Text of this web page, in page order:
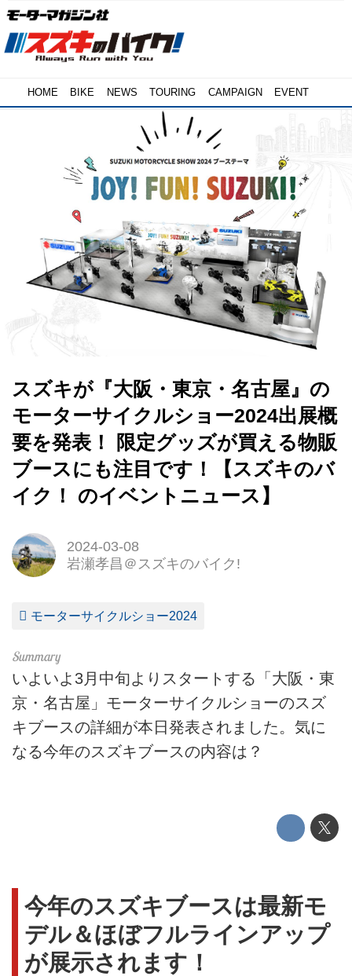
HOME BIKE NEWS TOURING CAMPAIGN EVENT
スズキが『大阪・東京・名古屋』の
モーターサイクルショー2024出展概
要を発表！ 限定グッズが買える物販
ブースにも注目です！【スズキのバ
イク！ のイベントニュース】
2024-03-08
岩瀬孝昌＠スズキのバイク!
モーターサイクルショー2024
いよいよ3月中旬よりスタートする「大阪・東
京・名古屋」モーターサイクルショーのスズ
キブースの詳細が本日発表されました。気に
なる今年のスズキブースの内容は？
今年のスズキブースは最新モ
デル＆ほぼフルラインアップ
が展示されます！